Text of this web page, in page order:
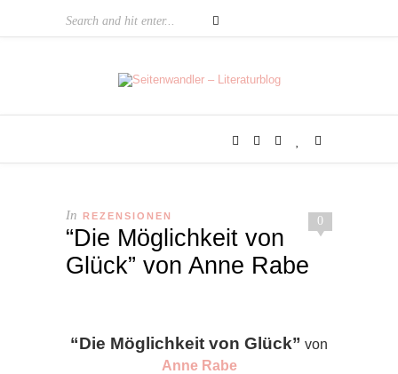
0
In REZENSIONEN
“Die Möglichkeit von
Glück” von Anne Rabe
“Die Möglichkeit von Glück” von
Anne Rabe